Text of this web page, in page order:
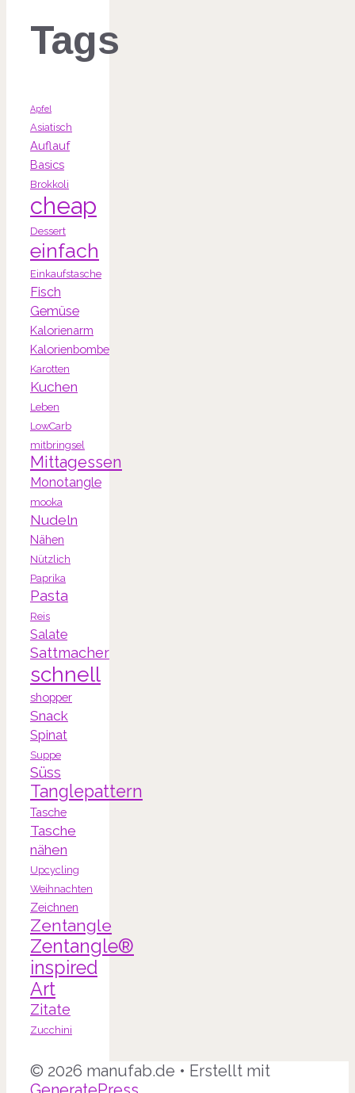
Tags
Apfel
Asiatisch
Auflauf
Basics
Brokkoli
cheap
Dessert
einfach
Einkaufstasche
Fisch
Gemüse
Kalorienarm
Kalorienbombe
Karotten
Kuchen
Leben
LowCarb
mitbringsel
Mittagessen
Monotangle
mooka
Nudeln
Nähen
Nützlich
Paprika
Pasta
Reis
Salate
Sattmacher
schnell
shopper
Snack
Spinat
Suppe
Süss
Tanglepattern
Tasche
Tasche
nähen
Upcycling
Weihnachten
Zeichnen
Zentangle
Zentangle®
inspired
Art
Zitate
Zucchini
© 2026 manufab.de • Erstellt mit